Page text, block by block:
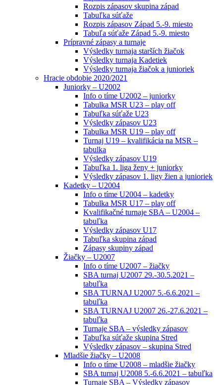
Rozpis zápasov skupina západ
Tabuľka súťaže
Rozpis zápasov Západ 5.-9. miesto
Tabuľa súťaže Západ 5.-9. miesto
Prípravné zápasy a turnaje
Výsledky turnaja starších žiačok
Výsledky turnaja Kadetiek
Výsledky turnaja žiačok a junioriek
Hracie obdobie 2020/2021
Juniorky – U2002
Info o tíme U2002 – juniorky
Tabulka MSR U23 – play off
Tabuľka súťaže U23
Výsledky zápasov U23
Tabulka MSR U19 – play off
Turnaj U19 – kvalifikácia na MSR –
tabulka
Výsledky zápasov U19
Tabuľka 1. liga ženy + juniorky
Výsledky zápasov 1. ligy žien a junioriek
Kadetky – U2004
Info o tíme U2004 – kadetky
Tabulka MSR U17 – play off
Kvalifikačné turnaje SBA – U2004 –
tabuľka
Výsledky zápasov U17
Tabuľka skupina západ
Zápasy skupiny západ
Žiačky – U2007
Info o tíme U2007 – žiačky
SBA turnaj U2007 29.-30.5.2021 –
tabuľka
SBA TURNAJ U2007 5.-6.6.2021 –
tabuľka
SBA TURNAJ U2007 26.-27.6.2021 –
tabuľka
Turnaje SBA – výsledky zápasov
Tabuľka súťaže skupina Stred
Výsledky zápasov – skupina Stred
Mladšie žiačky – U2008
Info o tíme U2008 – mladšie žiačky
SBA turnaj U2008 5.-6.6.2021 – tabuľka
Turnaje SBA – Výsledky zápasov